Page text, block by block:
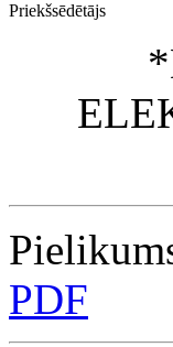
Priekšsēdētājs
PDF